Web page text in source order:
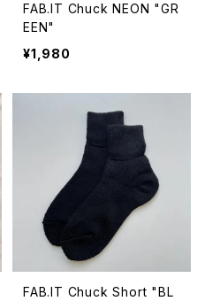
FAB.IT Chuck NEON "GR
EEN"
¥1,980
FAB.IT Chuck Short "BL